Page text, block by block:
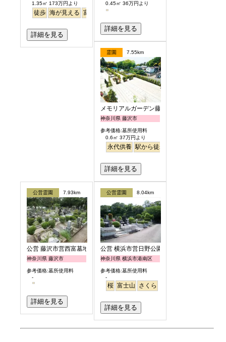
1.35㎡ 173万円より
徒歩 海が見える 富士山
詳細を見る
0.45㎡ 36万円より
詳細を見る
霊園 7.55km
メモリアルガーデン藤沢第2霊園
神奈川県 藤沢市
参考価格:墓所使用料
0.6㎡ 37万円より
永代供養 駅から徒歩
詳細を見る
公営霊園 7.93km
公営 藤沢市営西富墓地
神奈川県 藤沢市
参考価格:墓所使用料
-
詳細を見る
公営霊園 8.04km
公営 横浜市営日野公園墓地
神奈川県 横浜市港南区
参考価格:墓所使用料
-
桜 富士山 さくら
詳細を見る